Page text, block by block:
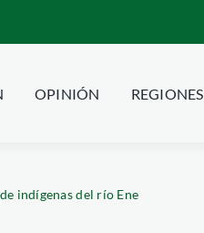
OPINIÓN REGIONES
indígenas del río Ene